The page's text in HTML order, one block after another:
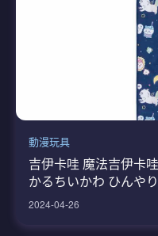
動漫玩具
吉伊卡哇 魔法吉伊卡
かるちいかわ ひんや
2024-04-26